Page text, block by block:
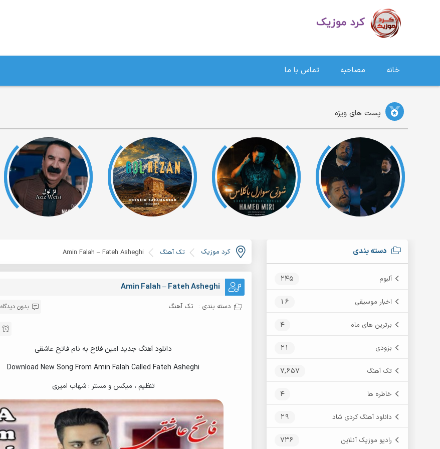
خانه مصاحبه تماس با ما
پست های ویژه
دسته بندی
آلبوم 245
اخبار موسیقی 16
برترین های ماه 4
بزودی 21
تک آهنگ 7,657
خاطره ها 4
دانلود آهنگ کردی شاد 29
رادیو موزیک آنلاین 736
کرد موزیک تک آهنگ Amin Falah – Fateh Asheghi
Amin Falah – Fateh Asheghi
دسته بندی : تک آهنگ بدون دیدگاه
دانلود آهنگ جدید امین فلاح به نام فاتح عاشقی
Download New Song From Amin Falah Called Fateh Asheghi
تنظیم ، میکس و مستر : شهاب امیری